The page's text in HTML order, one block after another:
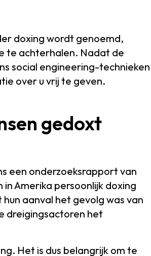
doxing wordt genoemd,
te achterhalen. Nadat de
social engineering-technieken
over u vrij te geven.
gedoxt
een onderzoeksrapport van
Amerika persoonlijk doxing
aanval het gevolg was van
dreigingsactoren het
Het is dus belangrijk om te